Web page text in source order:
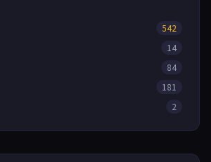
542
14
84
181
2